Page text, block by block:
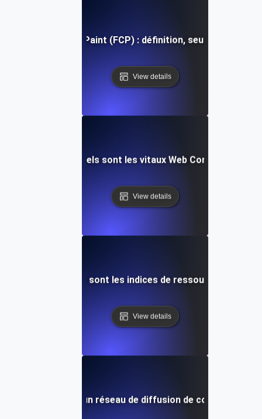
First Contentful Paint (FCP) : définition, seuils et
View details
Quels sont les vitaux Web Core?
View details
Quels sont les indices de ressources?
View details
Qu'est-ce qu'un réseau de diffusion de contenu